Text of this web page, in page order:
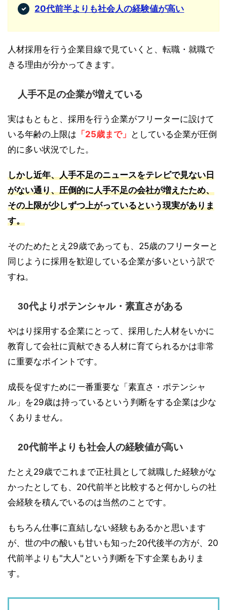
20代前半よりも社会人の経験値が高い
人材採用を行う企業目線で見ていくと、転職・就職で
きる理由が分かってきます。
人手不足の企業が増えている
実はもともと、採用を行う企業がフリーターに設けて
いる年齢の上限は 「25歳まで」 としている企業が圧倒
的に多い状況でした。
しかし近年、人手不足のニュースをテレビで見ない日
がない通り、圧倒的に人手不足の会社が増えたため、
その上限が少しずつ上がっているという現実がありま
す。
そのためたとえ29歳であっても、25歳のフリーターと
同じように採用を歓迎している企業が多いという訳で
すね。
30代よりポテンシャル・素直さがある
やはり採用する企業にとって、採用した人材をいかに
教育して会社に貢献できる人材に育てられるかは非常
に重要なポイントです。
成長を促すために一番重要な「素直さ・ポテンシャ
ル」を29歳は持っているという判断をする企業は少な
くありません。
20代前半よりも社会人の経験値が高い
たとえ29歳でこれまで正社員として就職した経験がな
かったとしても、20代前半と比較すると何かしらの社
会経験を積んでいるのは当然のことです。
もちろん仕事に直結しない経験もあるかと思います
が、世の中の酸いも甘いも知った20代後半の方が、20
代前半よりも"大人"という判断を下す企業もありま
す。